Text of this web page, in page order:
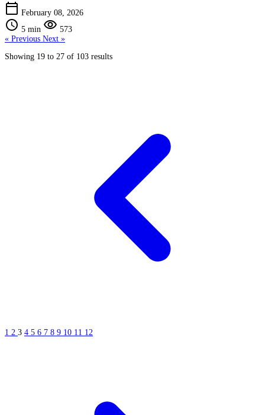
calendar_today February 08, 2026
schedule 5 min visibility 573
« Previous Next »
Showing 19 to 27 of 103 results
1 2 3 4 5 6 7 8 9 10 11 12